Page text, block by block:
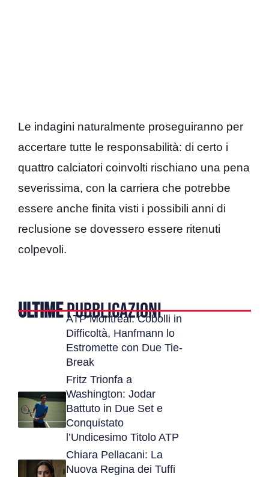
Le indagini naturalmente proseguiranno per
accertare tutte le responsabilità: di certo i
quattro calciatori coinvolti rischiano una pena
severissima, con la carriera che potrebbe
essere anche finita visti i possibili anni di
reclusione se dovessero essere ritenuti
colpevoli.
ULTIMEPUBBLICAZIONI
ATP Montreal: Cobolli in
Difficoltà, Hanfmann lo
Estromette con Due Tie-
Break
Fritz Trionfa a
Washington: Jodar
Battuto in Due Set e
Conquistato
l’Undicesimo Titolo ATP
Chiara Pellacani: La
Nuova Regina dei Tuffi